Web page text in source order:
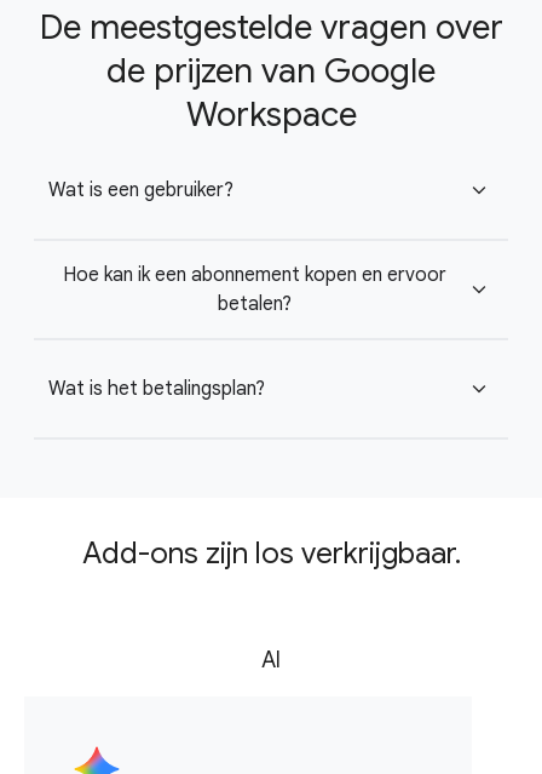
De meestgestelde vragen over
de prijzen van Google
Workspace
Wat is een gebruiker? expand_more
Hoe kan ik een abonnement kopen en ervoor
betalen?
expand_more
Wat is het betalingsplan? expand_more
Add-ons zijn los verkrijgbaar.
AI